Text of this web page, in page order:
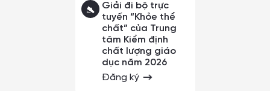
Giải đi bộ trực
tuyến “Khỏe thể
chất” của Trung
tâm Kiểm định
chất lượng giáo
dục năm 2026
Đăng ký